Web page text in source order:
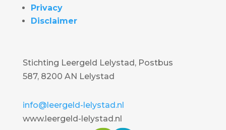
Privacy
Disclaimer
Stichting Leergeld Lelystad, Postbus
587, 8200 AN Lelystad
info@leergeld-lelystad.nl
www.leergeld-lelystad.nl